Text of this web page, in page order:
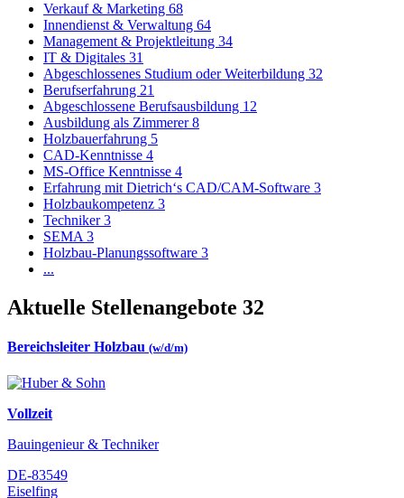
Verkauf & Marketing 68
Innendienst & Verwaltung 64
Management & Projektleitung 34
IT & Digitales 31
Abgeschlossenes Studium oder Weiterbildung 32
Berufserfahrung 21
Abgeschlossene Berufsausbildung 12
Ausbildung als Zimmerer8
Holzbauerfahrung 5
CAD-Kenntnisse 4
MS-Office Kenntnisse 4
Erfahrung mit Dietrich‘s CAD/CAM-Software 3
Holzbaukompetenz 3
Techniker3
SEMA 3
Holzbau-Planungssoftware 3
...
Aktuelle Stellenangebote 32
Bereichsleiter Holzbau (w/d/m)
Vollzeit
Bauingenieur & Techniker
DE-83549
Eiselfing